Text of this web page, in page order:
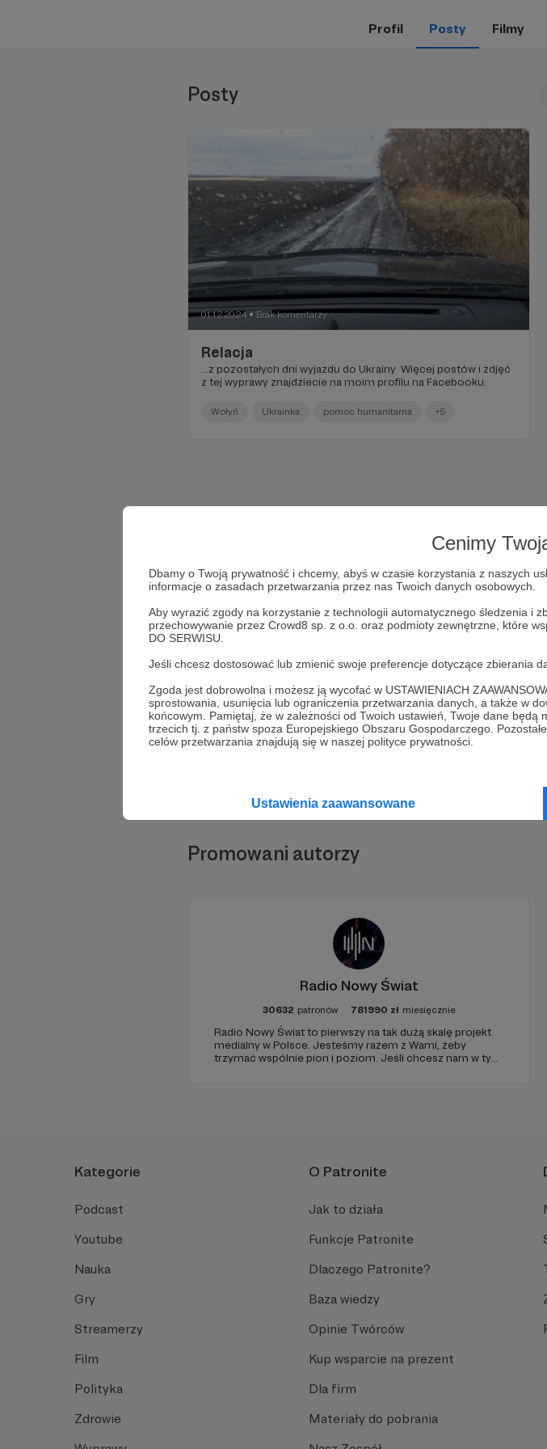
Cenimy
Dbamy o Twoją prywatność i chcemy, abyś w czasie korzystania z naszych
informacje o zasadach przetwarzania przez nas Twoich danych osobowych.
Aby wyrazić zgody na korzystanie z technologii automatycznego śledzenia i
przechowywanie przez Crowd8 sp. z o.o. oraz podmioty zewnętrzne, które
DO SERWISU.
Jeśli chcesz dostosować lub zmienić swoje preferencje dotyczące zbierania
Zgoda jest dobrowolna i możesz ją wycofać w USTAWIENIACH
sprostowania, usunięcia lub ograniczenia przetwarzania danych, a także w
końcowym. Pamiętaj, że w zależności od Twoich ustawień, Twoje dane
trzecich tj. z państw spoza Europejskiego Obszaru Gospodarczego.
celów przetwarzania znajdują się w naszej polityce prywatności.
Ustawienia zaawansowane
Profil Posty Filmy
Posty
01.12.2024 ● Brak komentarzy
Relacja
...z pozostałych dni wyjazdu do Ukrainy. Więcej postów i zdjęć
z tej wyprawy znajdziecie na moim profilu na Facebooku.
Wołyń Ukrainka pomoc humanitarna +5
Wesprzyj działalność Autora
Zostań
Promowani autorzy
Radio Nowy Świat
30632 patronów 781990 zł miesięcznie
Radio Nowy Świat to pierwszy na tak dużą skalę projekt
medialny w Polsce. Jesteśmy razem z Wami, żeby
trzymać wspólnie pion i poziom. Jeśli chcesz nam w tym
Kategorie
Podcast
Youtube
Nauka
Gry
Streamerzy
Film
Polityka
Zdrowie
O Patronite
Jak to działa
Funkcje Patronite
Dlaczego Patronite?
Baza wiedzy
Opinie Twórców
Kup wsparcie na prezent
Dla firm
Materiały do pobrania